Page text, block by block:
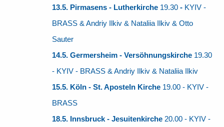
13.5. Pirmasens - Lutherkirche 19.30 - KYIV -
BRASS & Andriy Ilkiv & Nataliia Ilkiv & Otto
Sauter
14.5. Germersheim - Versöhnungskirche 19.30
- KYIV - BRASS & Andriy Ilkiv & Nataliia Ilkiv
15.5. Köln - St. Aposteln Kirche 19.00 - KYIV -
BRASS
18.5. Innsbruck - Jesuitenkirche 20.00 - KYIV -